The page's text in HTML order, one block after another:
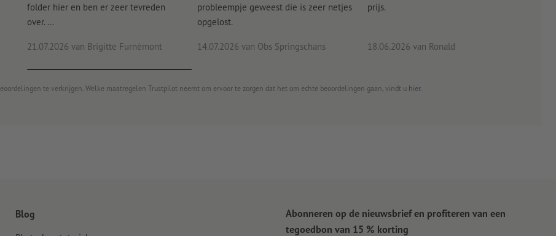
folder hier en ben er zeer tevreden
over. ...
21.07.2026 van Brigitte Furnèmont
probleempje geweest die is zeer netjes
opgelost.
14.07.2026 van Obs Springschans
prijs.
18.06.2026 van Ronald
te verkrijgen. Welke maatregelen Trustpilot neemt om ervoor te zorgen dat het om echte beoordelingen gaan, vindt u hier.
Blog
Abonneren op de nieuwsbrief en profiteren van een
tegoedbon van 15 % korting